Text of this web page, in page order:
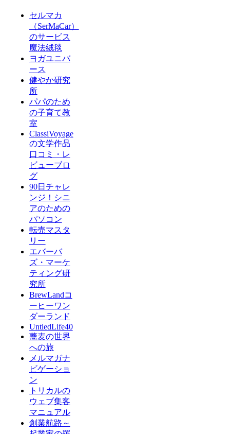
セルマカ
（SerMaCar）
のサービス
魔法絨毯
ヨガユニバ
ース
健やか研究
所
パパのため
の子育て教
室
ClassiVoyage
の文学作品
口コミ・レ
ビューブロ
グ
90日チャレ
ンジ！シニ
アのための
パソコン
転売マスタ
リー
エバーバ
ズ・マーケ
ティング研
究所
BrewLandコ
ーヒーワン
ダーランド
UntiedLife40
蕎麦の世界
への旅
メルマガナ
ビゲーショ
ン
トリカルの
ウェブ集客
マニュアル
創業航路～